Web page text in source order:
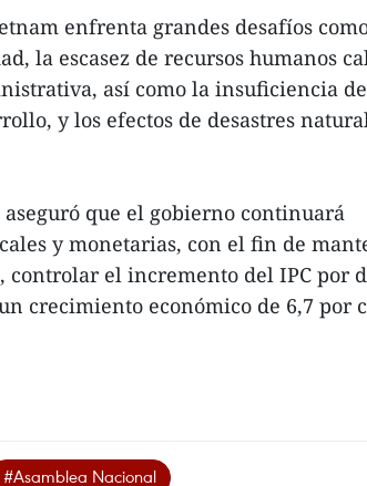
enfrenta grandes desafíos
la escasez de recursos humanos
así como la insuficiencia
y los efectos de desastres
que el gobierno continuará
y monetarias, con el fin de
controlar el incremento del IPC por
crecimiento económico de 6,7 por
#Asamblea Nacional